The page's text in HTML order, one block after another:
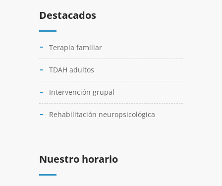
Destacados
Terapia familiar
TDAH adultos
Intervención grupal
Rehabilitación neuropsicológica
Nuestro horario